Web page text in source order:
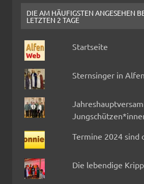
DIE AM HÄUFIGSTEN ANGESEHEN
LETZTEN 2 TAGE
Startseite
Sternsinger in Alfen
Termine 2024 sind
Die lebendige